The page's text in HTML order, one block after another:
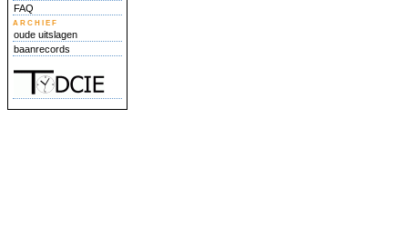
FAQ
archief
oude uitslagen
baanrecords